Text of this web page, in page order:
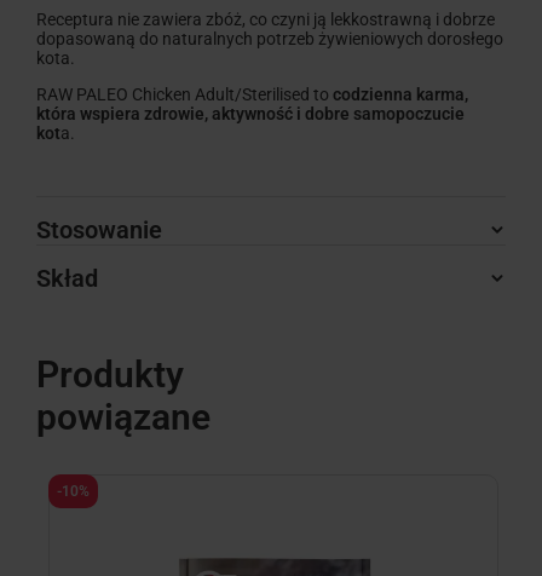
Receptura nie zawiera zbóż, co czyni ją lekkostrawną i dobrze
dopasowaną do naturalnych potrzeb żywieniowych dorosłego
kota.
RAW PALEO Chicken Adult/Sterilised to codzienna karma,
która wspiera zdrowie, aktywność i dobre samopoczucie
kota.
Stosowanie
Skład
Produkty
powiązane
-10%